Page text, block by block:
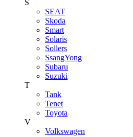
S
SEAT
Skoda
Smart
Solaris
Sollers
SsangYong
Subaru
Suzuki
T
Tank
Tenet
Toyota
V
Volkswagen